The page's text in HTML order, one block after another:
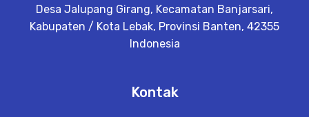
Desa Jalupang Girang, Kecamatan Banjarsari,
Kabupaten / Kota Lebak, Provinsi Banten, 42355
Indonesia
Kontak